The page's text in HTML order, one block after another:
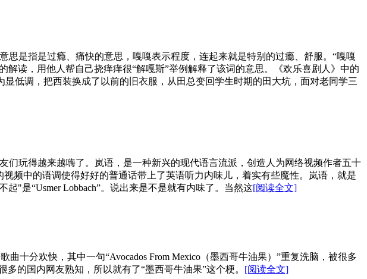
是指是过瘾、痛快的意思，嘎嘎表示程度，连起来就是特别的过瘾、舒服。“嘎嘎
读，用他人帮自己挠痒痒很“解嘎斯”举例解释了该词的意思。《欢乐喜剧人》中的
低调，把西装换成了以前的旧衣服，从田总变回学生时期的田大坑，面对老同学三
们玩得越来越嗨了。岚语，是一种新兴的现代语言流派，创造人为网络视频作者五十
频中的语调使得好好的普通话带上了英语听力内味儿，着实有些魔性。岚语，就是
起"是“Usmer Lobbach”。说出来是不是就有内味了。当然这[阅读全文]
十分欢快，其中一句“Avocados From Mexico（墨西哥牛油果）”重复洗脑，被很多
的国内网友熟知，所以就有了“墨西哥牛油果”这个梗。 [阅读全文]